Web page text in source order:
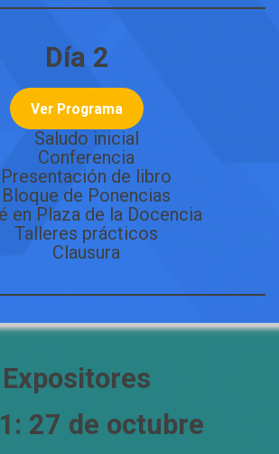
Día 2
Ver Programa
Saludo inicial
Conferencia
Presentación de libro
Bloque de Ponencias
en Plaza de la Docencia
Talleres prácticos
Clausura
Expositores
27 de octubre